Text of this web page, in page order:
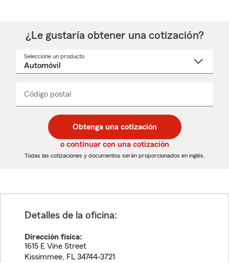
¿Le gustaría obtener una cotización?
Seleccione un producto
desplegable
Código postal
de
5
dígitos
de
5
dígitos
_____
Obtenga una cotización
o continuar con una cotización
Todas las cotizaciones y documentos serán proporcionados en inglés.
Detalles de la oficina:
Dirección física:
1615 E Vine Street
Kissimmee, FL 34744-3721